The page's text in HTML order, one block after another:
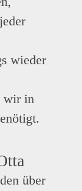
wieder
wir in
über